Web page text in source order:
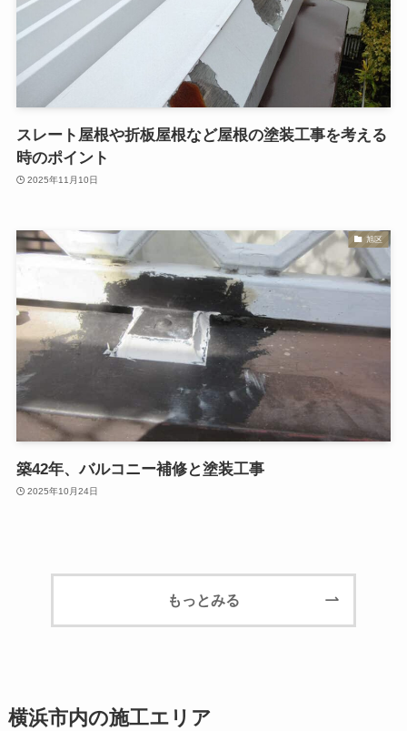
スレート屋根や折板屋根など屋根の塗装工事を考える
時のポイント
2025年11月10日
旭区
築42年、バルコニー補修と塗装工事
2025年10月24日
もっとみる
横浜市内の施工エリア